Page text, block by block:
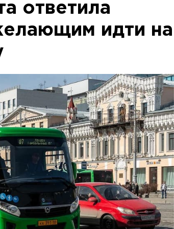
ответила
идти на